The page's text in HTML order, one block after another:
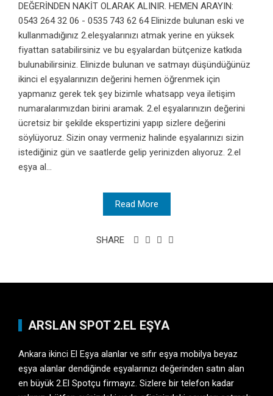
DEĞERİNDEN NAKİT OLARAK ALINIR. HEMEN ARAYIN:
0543 264 32 06 - 0535 743 62 64 Elinizde bulunan eski ve
kullanmadığınız 2.eleşyalarınızı atmak yerine en yüksek
fiyattan satabilirsiniz ve bu eşyalardan bütçenize katkıda
bulunabilirsiniz. Elinizde bulunan ve satmayı düşündüğünüz
ikinci el eşyalarınızın değerini hemen öğrenmek için
yapmanız gerek tek şey bizimle whatsapp veya iletişim
numaralarımızdan birini aramak. 2.el eşyalarınızın değerini
ücretsiz bir şekilde ekspertizini yapıp sizlere değerini
söylüyoruz. Sizin onay vermeniz halinde eşyalarınızı sizin
istediğiniz gün ve saatlerde gelip yerinizden alıyoruz. 2.el
eşya al...
Read More
SHARE
ARSLAN SPOT 2.EL EŞYA
Ankara ikinci El Eşya alanlar ve sıfır eşya mobilya beyaz
eşya alanlar dendiğinde eşyalarınızı değerinden satın alan
en büyük 2.El Spotçu firmayız. Sizlere bir telefon kadar